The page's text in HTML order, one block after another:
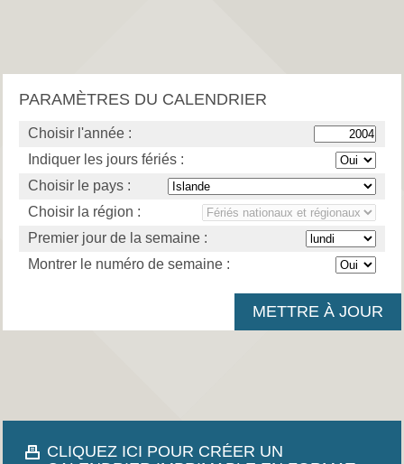
PARAMÈTRES DU CALENDRIER
Choisir l'année :
Indiquer les jours fériés :
Choisir le pays :
Choisir la région :
Premier jour de la semaine :
Montrer le numéro de semaine :
CLIQUEZ ICI POUR CRÉER UN